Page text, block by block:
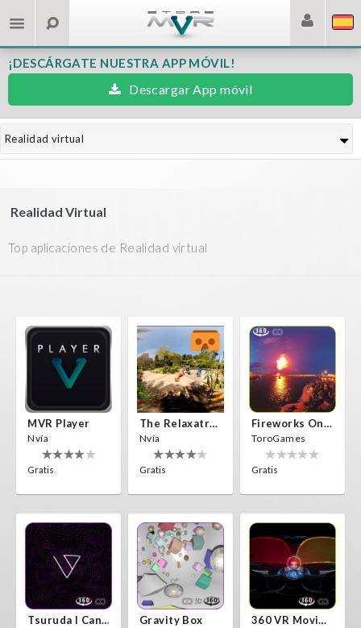
¡DESCÁRGATE NUESTRA APP MÓVIL!
Descargar App móvil
Realidad virtual
Realidad Virtual
Top aplicaciones de Realidad virtual
MVR Player
Nvía
Gratis
The Relaxatron
Nvía
Gratis
Fireworks On Victory Day
ToroGames
Gratis
Tsuruda I Can Get Really Crazy Gravity Box 360 VR Movie Experience